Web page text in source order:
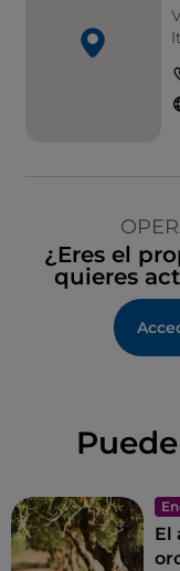
¿Eres el
quieres
El